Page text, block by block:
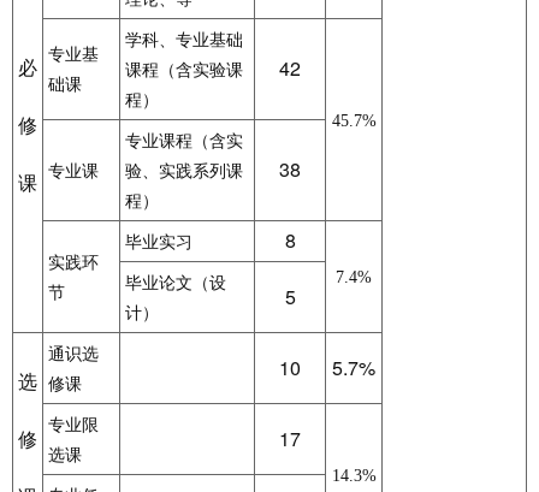
必
修
课
专业基
础课
学科、专业基础
课程（含实验课
程）
42
45.7%
专业课
专业课程（含实
验、实践系列课
程）
38
实践环
节
毕业实习 8
7.4%
毕业论文（设
计）
5
选
修
通识选
修课
10 5.7%
专业限
选课
17
14.3%